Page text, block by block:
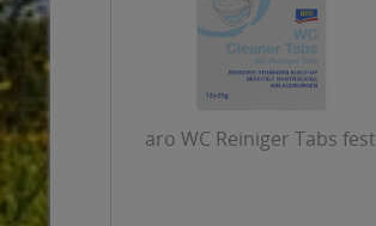
aro WC Reiniger Tabs fest